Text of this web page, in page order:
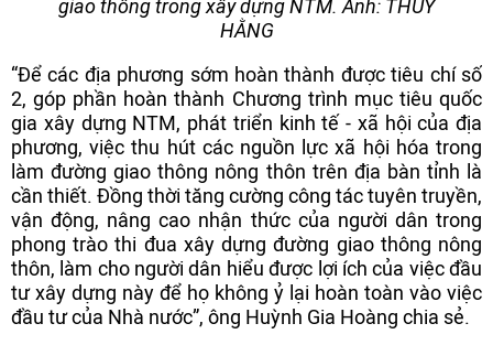
giao thông trong xây dựng NTM. Ảnh: THÚY
HẰNG
“Để các địa phương sớm hoàn thành được tiêu chí số
2, góp phần hoàn thành Chương trình mục tiêu quốc
gia xây dựng NTM, phát triển kinh tế - xã hội của địa
phương, việc thu hút các nguồn lực xã hội hóa trong
làm đường giao thông nông thôn trên địa bàn tỉnh là
cần thiết. Đồng thời tăng cường công tác tuyên truyền,
vận động, nâng cao nhận thức của người dân trong
phong trào thi đua xây dựng đường giao thông nông
thôn, làm cho người dân hiểu được lợi ích của việc đầu
tư xây dựng này để họ không ỷ lại hoàn toàn vào việc
đầu tư của Nhà nước”, ông Huỳnh Gia Hoàng chia sẻ.